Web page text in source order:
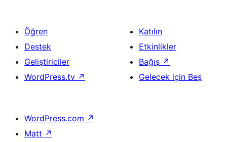
Öğren
Destek
Geliştiriciler
WordPress.tv ↗
Katılın
Etkinlikler
Bağış ↗
Gelecek için Beş
WordPress.com ↗
Matt ↗